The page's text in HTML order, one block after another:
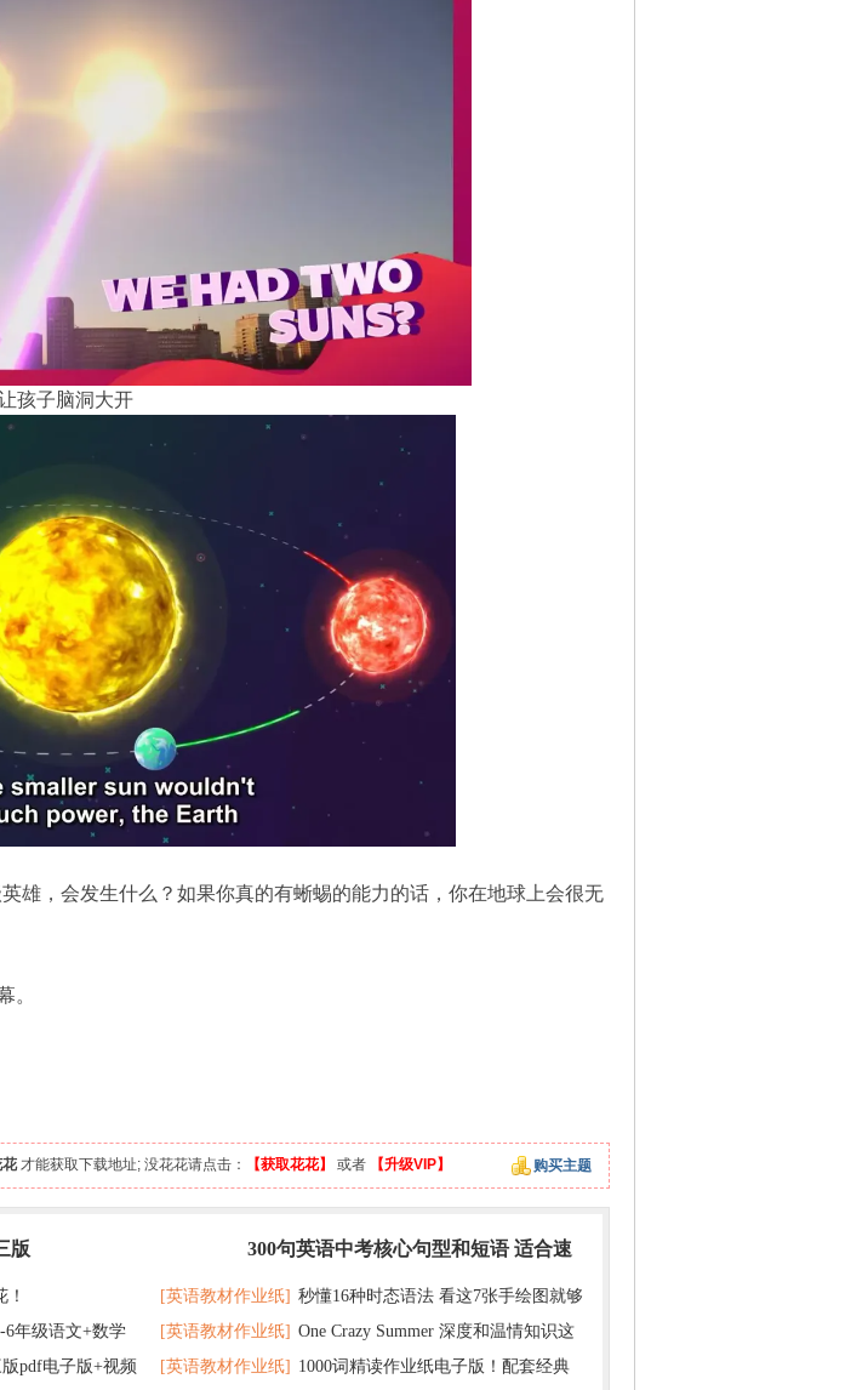
孩子脑洞大开
雄，会发生什么？如果你真的有蜥蜴的能力的话，你在地球上会很无
。
购买主题
才能获取下载地址; 没花花请点击： 【获取花花】 或者 【升级VIP】
版
6年级语文+数学
版pdf电子版+视频
300句英语中考核心句型和短语 适合速
记 随便拿分
[英语教材作业纸] 秒懂16种时态语法 看这7张手绘图就够
了
[英语教材作业纸] One Crazy Summer 深度和温情知识这
个暑假读太应景了
[英语教材作业纸] 1000词精读作业纸电子版！配套经典